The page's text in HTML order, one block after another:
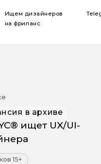
Ищем дизайнеров
на фриланс
в архиве
ищет UX/UI-
15+